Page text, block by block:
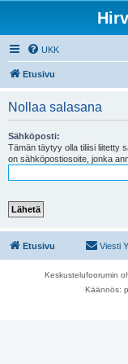
UKK
Etusivu
Nollaa salasana
Sähköposti:
Tämän täytyy olla tiliisi liitetty
on sähköpostiosoite, jonka
Etusivu Viesti
Keskustelufoorumin
Käännös: